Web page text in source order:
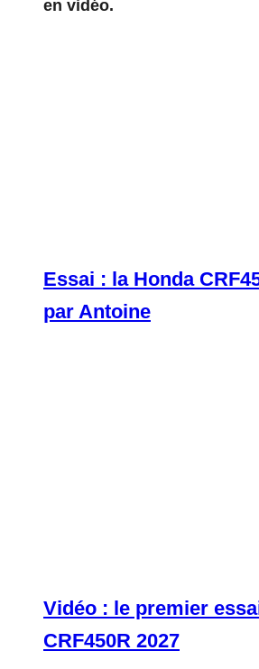
en vidéo.
Essai : la Honda
par Antoine
Vidéo : le premier
CRF450R 2027